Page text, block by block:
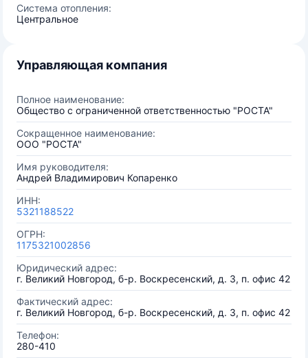
Система отопления:
Центральное
Управляющая компания
Полное наименование:
Общество с ограниченной ответственностью "РОСТА"
Сокращенное наименование:
ООО "РОСТА"
Имя руководителя:
Андрей Владимирович Копаренко
ИНН:
5321188522
ОГРН:
1175321002856
Юридический адрес:
г. Великий Новгород, б-р. Воскресенский, д. 3, п. офис 42
Фактический адрес:
г. Великий Новгород, б-р. Воскресенский, д. 3, п. офис 42
Телефон:
280-410